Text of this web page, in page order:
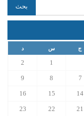
ج س د
1
2
7
8
9
14
15
16
21
22
23